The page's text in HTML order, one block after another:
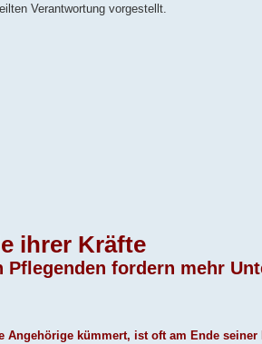
Verantwortung vorgestellt.
ihrer Kräfte
fordern mehr
kümmert, ist oft am Ende seiner